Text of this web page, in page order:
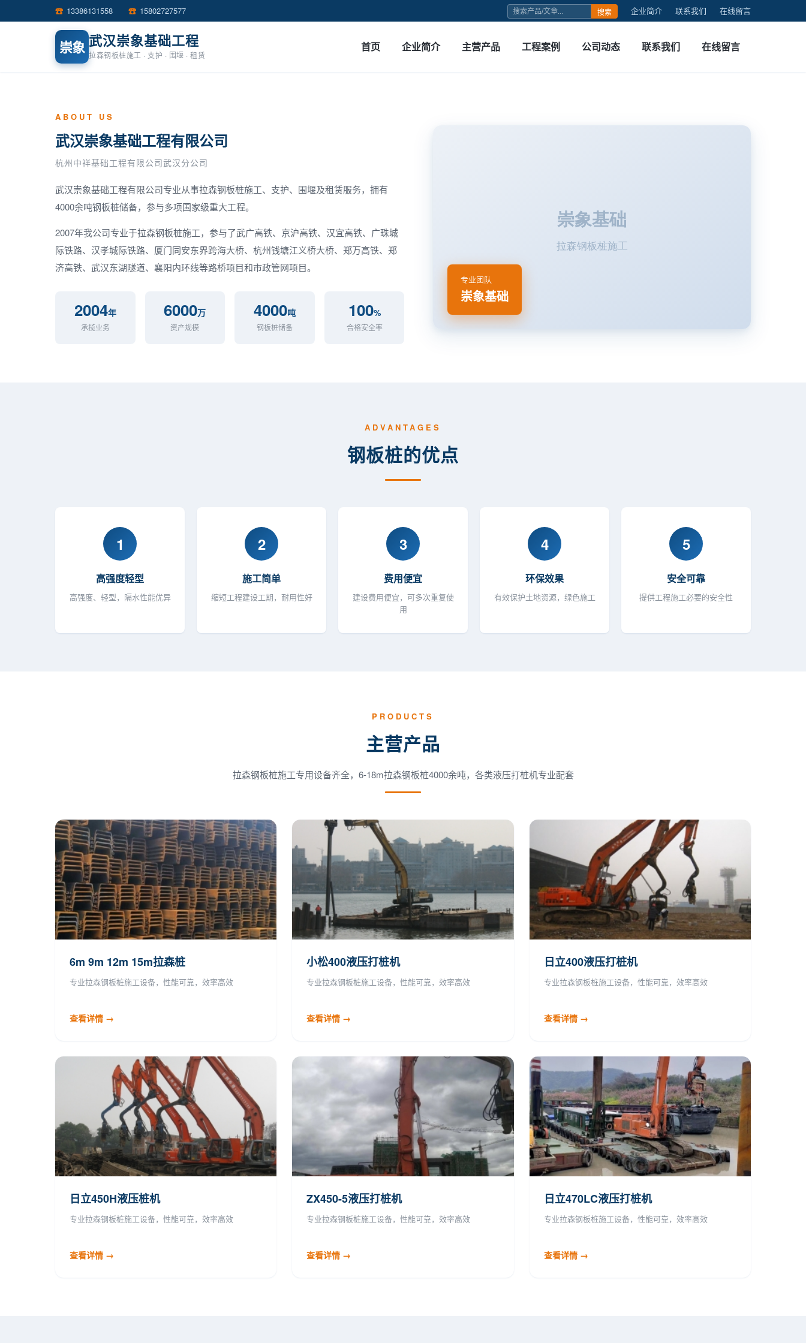
☎ 13386131558 ☎ 15802727577 搜索 企业简介 联系我们 在线留言
崇象 武汉崇象基础工程
拉森钢板桩施工 · 支护 · 围堰 · 租赁
首页 企业简介 主营产品 工程案例 公司动态 联系我们 在线留言
ABOUT US
武汉崇象基础工程有限公司
杭州中祥基础工程有限公司武汉分公司
武汉崇象基础工程有限公司专业从事拉森钢板桩施工、支护、围堰及租赁服务，拥有
4000余吨钢板桩储备，参与多项国家级重大工程。
2007年我公司专业于拉森钢板桩施工，参与了武广高铁、京沪高铁、汉宜高铁、广珠城
际铁路、汉孝城际铁路、厦门同安东界跨海大桥、杭州钱塘江义桥大桥、郑万高铁、郑
济高铁、武汉东湖隧道、襄阳内环线等路桥项目和市政管网项目。
2004年
承揽业务
6000万
资产规模
4000吨
钢板桩储备
100%
合格安全率
专业团队
崇象基础
ADVANTAGES
钢板桩的优点
1
高强度轻型
高强度、轻型，隔水性能优异
2
施工简单
缩短工程建设工期，耐用性好
3
费用便宜
建设费用便宜，可多次重复使
用
4
环保效果
有效保护土地资源，绿色施工
5
安全可靠
提供工程施工必要的安全性
PRODUCTS
主营产品
拉森钢板桩施工专用设备齐全，6-18m拉森钢板桩4000余吨，各类液压打桩机专业配套
6m 9m 12m 15m拉森桩
专业拉森钢板桩施工设备，性能可靠，效率高效
查看详情 →
小松400液压打桩机
专业拉森钢板桩施工设备，性能可靠，效率高效
查看详情 →
日立400液压打桩机
专业拉森钢板桩施工设备，性能可靠，效率高效
查看详情 →
日立450H液压桩机
专业拉森钢板桩施工设备，性能可靠，效率高效
查看详情 →
ZX450-5液压打桩机
专业拉森钢板桩施工设备，性能可靠，效率高效
查看详情 →
日立470LC液压打桩机
专业拉森钢板桩施工设备，性能可靠，效率高效
查看详情 →